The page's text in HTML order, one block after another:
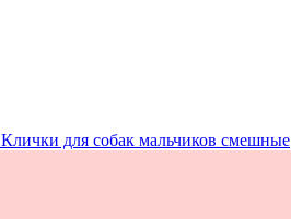
Клички для собак мальчиков смешные